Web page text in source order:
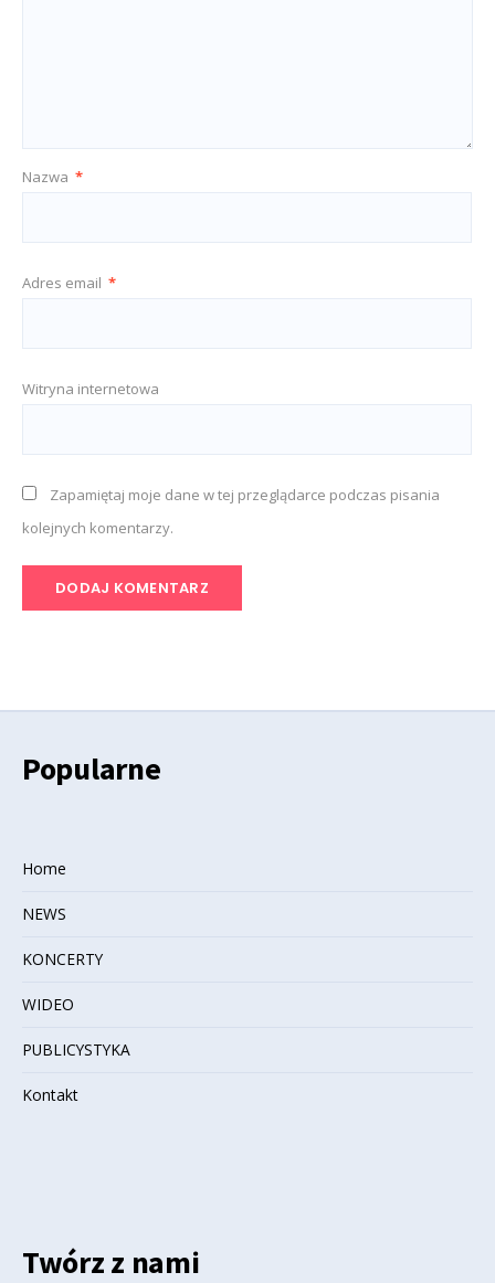
Nazwa *
Adres email *
Witryna internetowa
Zapamiętaj moje dane w tej przeglądarce podczas pisania
kolejnych komentarzy.
Popularne
Home
NEWS
KONCERTY
WIDEO
PUBLICYSTYKA
Kontakt
Twórz z nami